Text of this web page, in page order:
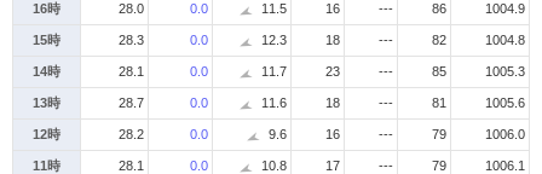
16時 28.0 0.0 11.5 16 --- 86 1004.9
15時 28.3 0.0 12.3 18 --- 82 1004.8
14時 28.1 0.0 11.7 23 --- 85 1005.3
13時 28.7 0.0 11.6 18 --- 81 1005.6
12時 28.2 0.0 9.6 16 --- 79 1006.0
11時 28.1 0.0 10.8 17 --- 79 1006.1